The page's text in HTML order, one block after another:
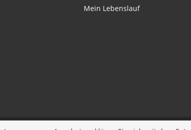
Mein Lebenslauf